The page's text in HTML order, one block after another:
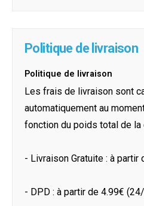
Politique de livraison
Politique de livraison
Les frais de livraison sont
automatiquement au
fonction du poids total de la
- Livraison Gratuite : à partir
- DPD : à partir de 4.99€